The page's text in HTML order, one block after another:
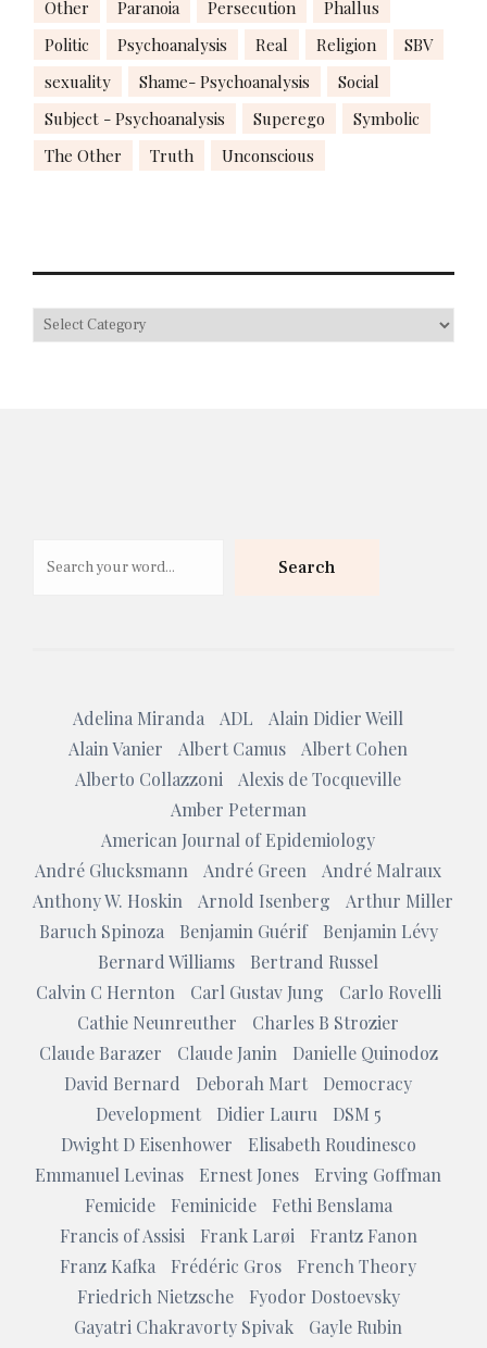
Other
Paranoia Persecution
Phallus
Politic
Psychoanalysis Real Religion
SBV
sexuality
Shame- Psychoanalysis
Social
Subject - Psychoanalysis
Superego
Symbolic
The Other
Truth Unconscious
Search
Adelina Miranda ADL
Alain Didier Weill
Alain Vanier
Albert Camus
Albert Cohen
Alberto Collazzoni
Alexis de Tocqueville
Amber Peterman
American Journal of Epidemiology
André Glucksmann
André Green
André Malraux
Anthony W. Hoskin
Arnold Isenberg
Arthur Miller
Baruch Spinoza
Benjamin Guérif
Benjamin Lévy
Bernard Williams
Bertrand Russel
Calvin C Hernton
Carl Gustav Jung
Carlo Rovelli
Cathie Neunreuther
Charles B Strozier
Claude Barazer
Claude Janin
Danielle Quinodoz
David Bernard
Deborah Mart
Democracy
Development
Didier Lauru
DSM 5
Dwight D Eisenhower
Elisabeth Roudinesco
Emmanuel Levinas
Ernest Jones
Erving Goffman
Femicide
Feminicide
Fethi Benslama
Francis of Assisi
Frank Larøi
Frantz Fanon
Franz Kafka
Frédéric Gros
French Theory
Friedrich Nietzsche
Fyodor Dostoevsky
Gayatri Chakravorty Spivak
Gayle Rubin